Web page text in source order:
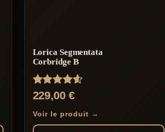
Lorica Segmentata
Corbridge B
Note
4.50
sur 5
229,00 €
Voir le produit →